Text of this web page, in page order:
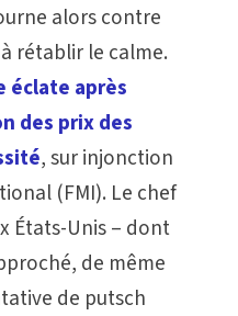
alors contre
rétablir le calme.
éclate après
des prix des
, sur injonction
(FMI). Le chef
États-Unis – dont
de même
de putsch